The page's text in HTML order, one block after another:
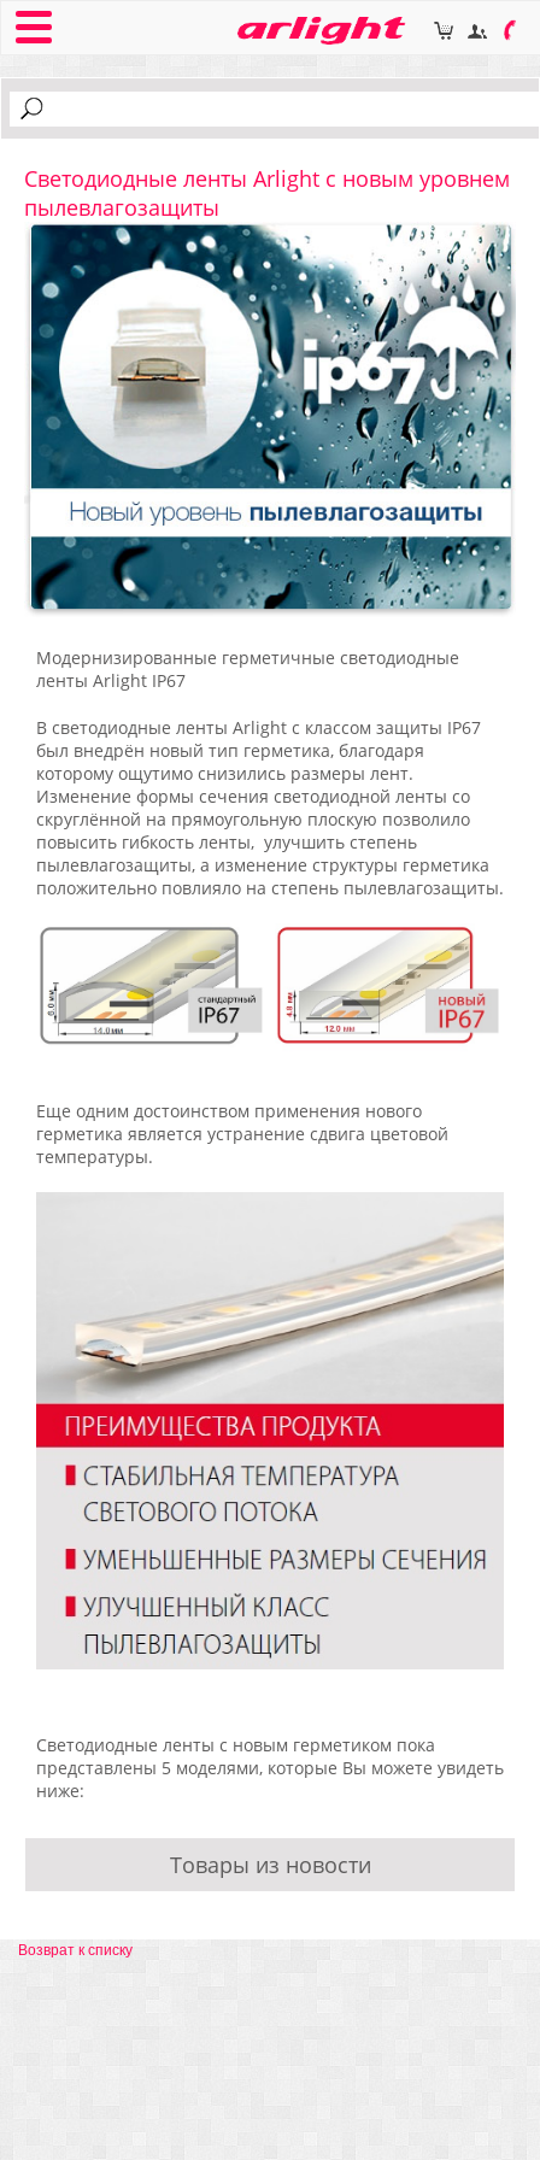
Светодиодные ленты Arlight с новым уровнем
пылевлагозащиты
Модернизированные герметичные светодиодные
ленты Arlight IP67
В светодиодные ленты Arlight с классом защиты IP67
был внедрён новый тип герметика, благодаря
которому ощутимо снизились размеры лент.
Изменение формы сечения светодиодной ленты со
скруглённой на прямоугольную плоскую позволило
повысить гибкость ленты, улучшить степень
пылевлагозащиты, а изменение структуры герметика
положительно повлияло на степень пылевлагозащиты.
Еще одним достоинством применения нового
герметика является устранение сдвига цветовой
температуры.
Светодиодные ленты с новым герметиком пока
представлены 5 моделями, которые Вы можете увидеть
ниже:
Товары из новости
Возврат к списку